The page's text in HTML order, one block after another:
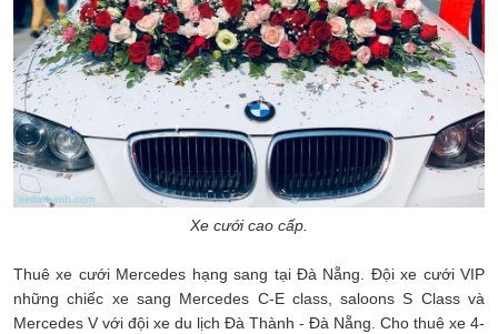
Xe cưới cao cấp.
Thuê xe cưới Mercedes hạng sang tại Đà Nẵng. Đội xe cưới VIP
những chiếc xe sang Mercedes C-E class, saloons S Class và
Mercedes V với đội xe du lịch Đà Thành - Đà Nẵng. Cho thuê xe 4-